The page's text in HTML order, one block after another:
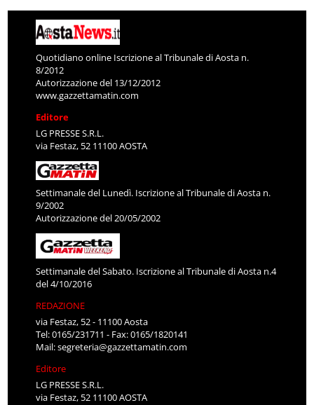
Quotidiano online Iscrizione al Tribunale di Aosta n.
8/2012
Autorizzazione del 13/12/2012
www.gazzettamatin.com
Editore
LG PRESSE S.R.L.
via Festaz, 52 11100 AOSTA
Settimanale del Lunedì. Iscrizione al Tribunale di Aosta n.
9/2002
Autorizzazione del 20/05/2002
Settimanale del Sabato. Iscrizione al Tribunale di Aosta n.4
del 4/10/2016
REDAZIONE
via Festaz, 52 - 11100 Aosta
Tel: 0165/231711 - Fax: 0165/1820141
Mail:segreteria@gazzettamatin.com
Editore
LG PRESSE S.R.L.
via Festaz, 52 11100 AOSTA